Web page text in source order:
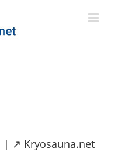
| ↗️ Kryosauna.net